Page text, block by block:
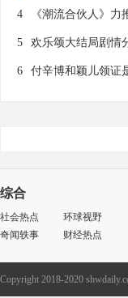
4 《潮流合伙人》
5 欢乐颂大结局剧情
6 付辛博和颖儿领证
综合
社会热点
环球视野
奇闻轶事
财经热点
Copyright 2018-2020